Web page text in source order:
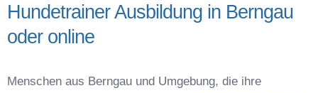
Hundetrainer Ausbildung in Berngau
oder online
Menschen aus Berngau und Umgebung, die ihre